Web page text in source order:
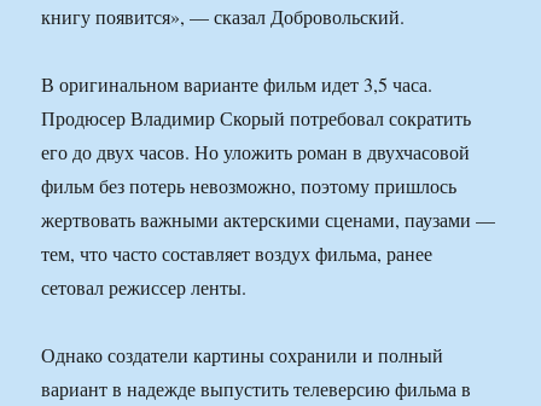
книгу появится», — сказал Добровольский.
В оригинальном варианте фильм идет 3,5 часа.
Продюсер Владимир Скорый потребовал сократить
его до двух часов. Но уложить роман в двухчасовой
фильм без потерь невозможно, поэтому пришлось
жертвовать важными актерскими сценами, паузами —
тем, что часто составляет воздух фильма, ранее
сетовал режиссер ленты.
Однако создатели картины сохранили и полный
вариант в надежде выпустить телеверсию фильма в